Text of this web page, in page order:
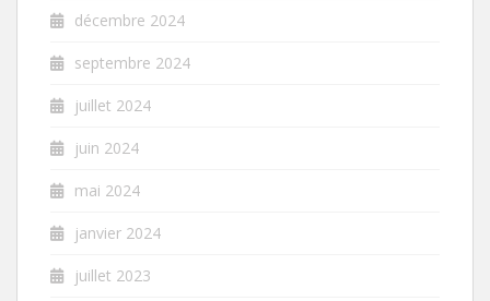
décembre 2024
septembre 2024
juillet 2024
juin 2024
mai 2024
janvier 2024
juillet 2023